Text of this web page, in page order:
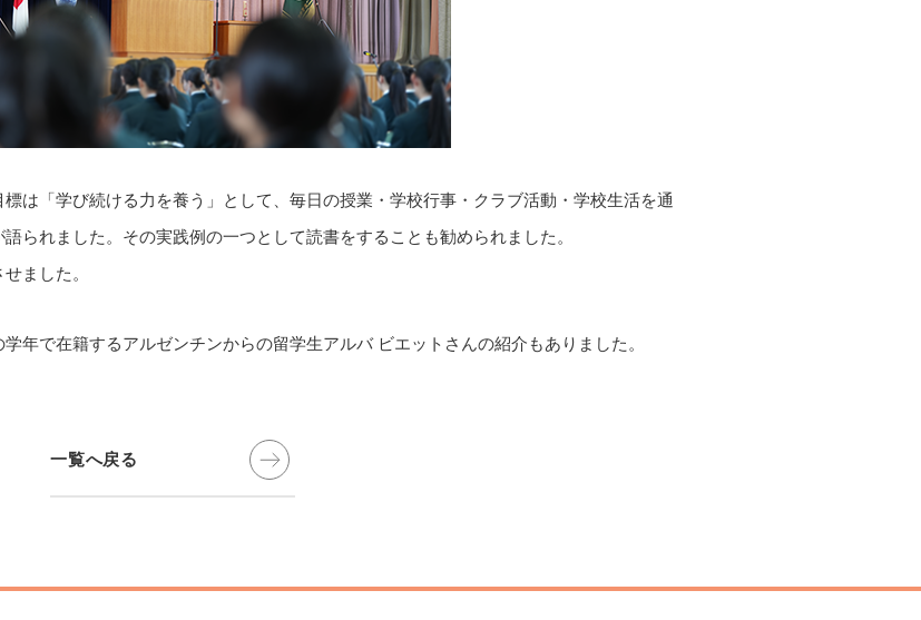
は「学び続ける力を養う」として、毎日の授業・学校行事・クラブ活動・学校生活を通
られました。その実践例の一つとして読書をすることも勧められました。
ました。
年で在籍するアルゼンチンからの留学生アルバ ビエットさんの紹介もありました。
一覧へ戻る